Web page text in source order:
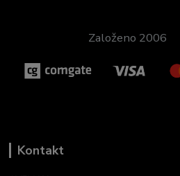
Založeno 2006
Kontakt